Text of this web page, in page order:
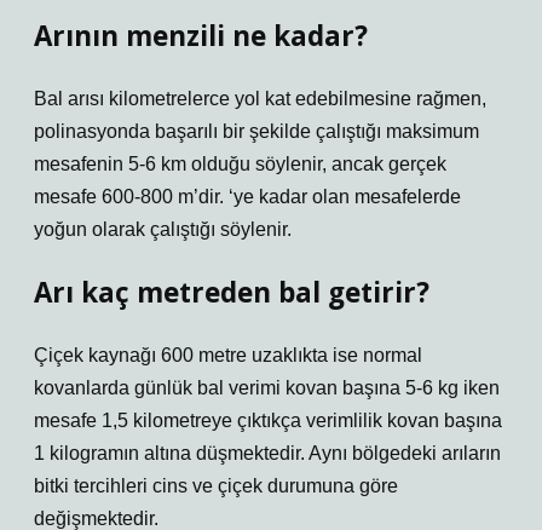
Arının menzili ne kadar?
Bal arısı kilometrelerce yol kat edebilmesine rağmen,
polinasyonda başarılı bir şekilde çalıştığı maksimum
mesafenin 5-6 km olduğu söylenir, ancak gerçek
mesafe 600-800 m’dir. ‘ye kadar olan mesafelerde
yoğun olarak çalıştığı söylenir.
Arı kaç metreden bal getirir?
Çiçek kaynağı 600 metre uzaklıkta ise normal
kovanlarda günlük bal verimi kovan başına 5-6 kg iken
mesafe 1,5 kilometreye çıktıkça verimlilik kovan başına
1 kilogramın altına düşmektedir. Aynı bölgedeki arıların
bitki tercihleri ​​cins ve çiçek durumuna göre
değişmektedir.